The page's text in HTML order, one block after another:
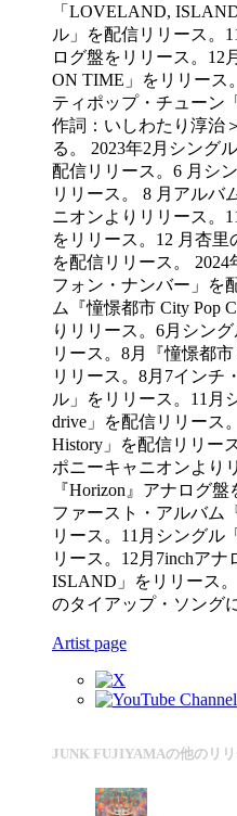
「LOVELAND,
ル」を配信リリース。
ログ盤をリリース。12
ON TIME」をリリース
ティポップ・チューン
作詞：いしわたり淳治
る。 2023年2月シング
配信リリース。6 月シ
リリース。 8 月アルバ
ニオンよりリリース。
をリリース。12 月杏里
を配信リリース。
フォン・ナンバー」を
ム『憧憬都市 City Pop
りリリース。6月シン
リース。8月『憧憬都
リリース。8月7インチ
ル」をリリース。11月
drive」を配信リリース
History」を配信リリー
ポニーキャニオンより
『Horizon』アナログ
ファースト・アルバム
リース。11月シングル
リース。12月7inchア
ISLAND」をリリース
のタイアップ・ソング
Artist page
JUNK FUJIYAMAの他のリリ